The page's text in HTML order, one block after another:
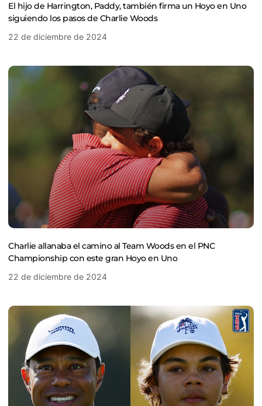
El hijo de Harrington, Paddy, también firma un Hoyo en Uno
siguiendo los pasos de Charlie Woods
22 de diciembre de 2024
Charlie allanaba el camino al Team Woods en el PNC
Championship con este gran Hoyo en Uno
22 de diciembre de 2024